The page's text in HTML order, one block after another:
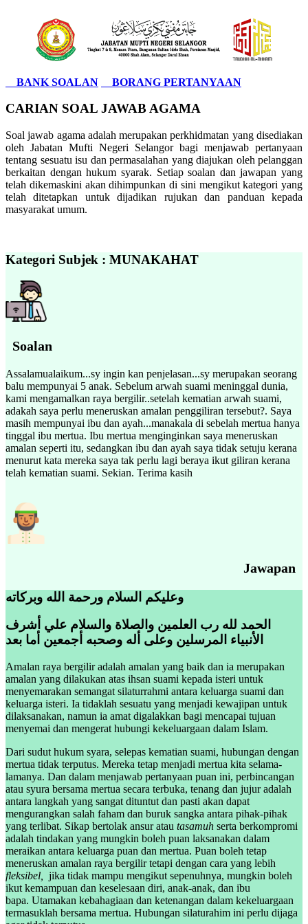
BANK SOALAN BORANG PERTANYAAN
CARIAN SOAL JAWAB AGAMA
Soal jawab agama adalah merupakan perkhidmatan yang disediakan
oleh Jabatan Mufti Negeri Selangor bagi menjawab pertanyaan
tentang sesuatu isu dan permasalahan yang diajukan oleh pelanggan
berkaitan dengan hukum syarak. Setiap soalan dan jawapan yang
telah dikemaskini akan dihimpunkan di sini mengikut kategori yang
telah ditetapkan untuk dijadikan rujukan dan panduan kepada
masyarakat umum.
Kategori Subjek : MUNAKAHAT
Soalan
Assalamualaikum...sy ingin kan penjelasan...sy merupakan seorang
balu mempunyai 5 anak. Sebelum arwah suami meninggal dunia,
kami mengamalkan raya bergilir..setelah kematian arwah suami,
adakah saya perlu meneruskan amalan penggiliran tersebut?. Saya
masih mempunyai ibu dan ayah...manakala di sebelah mertua hanya
tinggal ibu mertua. Ibu mertua menginginkan saya meneruskan
amalan seperti itu, sedangkan ibu dan ayah saya tidak setuju kerana
menurut kata mereka saya tak perlu lagi beraya ikut giliran kerana
telah kematian suami. Sekian. Terima kasih
Jawapan
وعليكم السلام ورحمة الله وبركاته
الحمد لله رب العلمين والصلاة والسلام علي أشرف
الأنبياء المرسلين وعلى أله وصحبه أجمعين أما بعد
Amalan raya bergilir adalah amalan yang baik dan ia merupakan
amalan yang dilakukan atas ihsan suami kepada isteri untuk
menyemarakan semangat silaturrahmi antara keluarga suami dan
keluarga isteri. Ia tidaklah sesuatu yang menjadi kewajipan untuk
dilaksanakan, namun ia amat digalakkan bagi mencapai tujuan
menyemai dan mengerat hubungi kekeluargaan dalam Islam.
Dari sudut hukum syara, selepas kematian suami, hubungan dengan
mertua tidak terputus. Mereka tetap menjadi mertua kita selama-
lamanya. Dan dalam menjawab pertanyaan puan ini, perbincangan
atau syura bersama mertua secara terbuka, tenang dan jujur adalah
antara langkah yang sangat dituntut dan pasti akan dapat
mengurangkan salah faham dan buruk sangka antara pihak-pihak
yang terlibat. Sikap bertolak ansur atau tasamuh serta berkompromi
adalah tindakan yang mungkin boleh puan laksanakan dalam
meraikan antara keluarga puan dan mertua. Puan boleh tetap
meneruskan amalan raya bergilir tetapi dengan cara yang lebih
fleksibel,
jika tidak mampu mengikut sepenuhnya, mungkin boleh
ikut kemampuan dan keselesaan diri, anak-anak, dan ibu
bapa. Utamakan kebahagiaan dan ketenangan dalam kekeluargaan
termasuklah bersama mertua. Hubungan silaturahim ini perlu dijaga